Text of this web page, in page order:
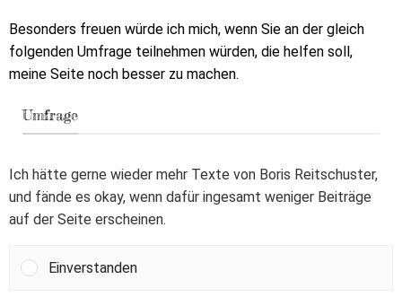
Besonders freuen würde ich mich, wenn Sie an der gleich
folgenden Umfrage teilnehmen würden, die helfen soll,
meine Seite noch besser zu machen.
Umfrage
Ich hätte gerne wieder mehr Texte von Boris Reitschuster,
und fände es okay, wenn dafür ingesamt weniger Beiträge
auf der Seite erscheinen.
Einverstanden